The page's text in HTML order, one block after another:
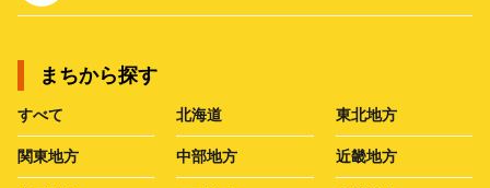
まちから探す
すべて 北海道 東北地方
関東地方 中部地方 近畿地方